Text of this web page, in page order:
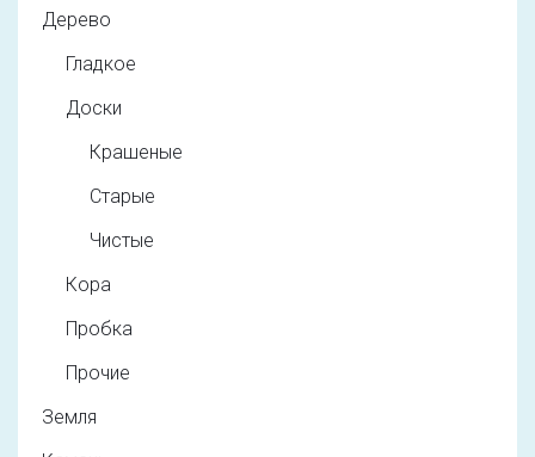
Дерево
Гладкое
Доски
Крашеные
Старые
Чистые
Кора
Пробка
Прочие
Земля